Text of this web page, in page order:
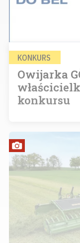
KONKURS
Owijarka
konkursu